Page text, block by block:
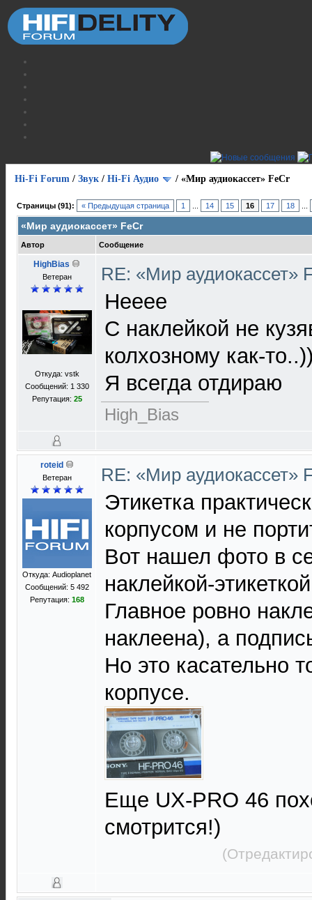
Hi-Fi Forum / Звук / Hi-Fi Аудио / «Мир аудиокассет» FeCr
Страницы (91): « Предыдущая страница 1 14 15 16 17 18
«Мир аудиокассет» FeCr
Автор Сообщение
HighBias
Ветеран
Откуда: vstk
Сообщений: 1 330
Репутация: 25
RE: «Мир аудиокассет»
Нееее
С наклейкой не
колхозному как-
Я всегда отдираю
High_Bias
roteid
Ветеран
Откуда: Audioplanet
Сообщений: 5 492
Репутация: 168
RE: «Мир аудиокассет»
Этикетка
корпусом и не
Вот нашел фото в
наклейкой-
Главное ровно
наклеена), а
Но это касательно
корпусе.
Еще UX-PRO 46
смотрится!)